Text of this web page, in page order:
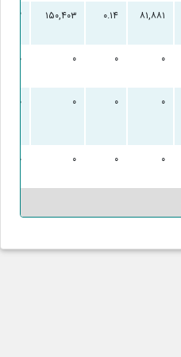
۸۱,۸۸۱ ۰.۱۴ ۱۵۰,۴۰۳ ۰.۲۲
۰ ۰ ۰ ۰
۰ ۰ ۰ ۰
۰ ۰ ۰ ۰